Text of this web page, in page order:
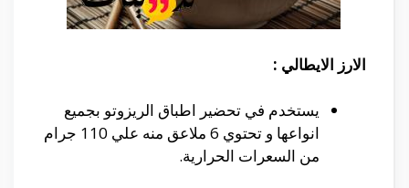
الارز الايطالي :
يستخدم في تحضير اطباق الريزوتو بجميع
انواعها و تحتوي 6 ملاعق منه علي 110 جرام
من السعرات الحرارية.